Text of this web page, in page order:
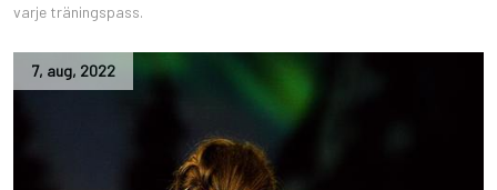
varje träningspass.
7, aug, 2022